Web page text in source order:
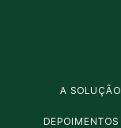
A SOLUÇÃO
DEPOIMENTOS